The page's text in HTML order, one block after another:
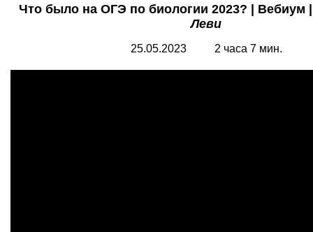
Что было на ОГЭ по биологии 2023? | Вебиум
Леви
25.05.2023 2 часа 7 мин.